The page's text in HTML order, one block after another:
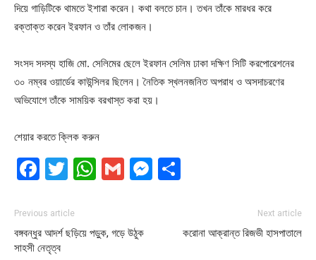
দিয়ে গাড়িটিকে থামতে ইশারা করেন। কথা বলতে চান। তখন তাঁকে মারধর করে
রক্তাক্ত করেন ইরফান ও তাঁর লোকজন।
সংসদ সদস্য হাজি মো. সেলিমের ছেলে ইরফান সেলিম ঢাকা দক্ষিণ সিটি করপোরেশনের
৩০ নম্বর ওয়ার্ডের কাউন্সিলর ছিলেন। নৈতিক স্খলনজনিত অপরাধ ও অসদাচরণের
অভিযোগে তাঁকে সাময়িক বরখাস্ত করা হয়।
শেয়ার করতে ক্লিক করুন
Facebook
Twitter
WhatsApp
GmailMessenger
Previous article
বঙ্গবন্ধুর আদর্শ ছড়িয়ে পড়ুক, গড়ে উঠুক
সাহসী নেতৃত্ব
Next article
করোনা আক্রান্ত রিজভী হাসপাতালে